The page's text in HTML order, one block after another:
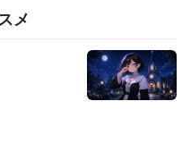
、エッセー、その他
メ